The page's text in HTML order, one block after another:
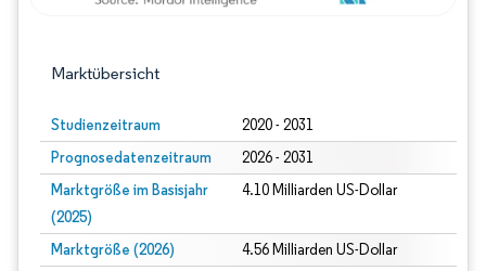
Marktübersicht
Studienzeitraum 2020 - 2031
Prognosedatenzeitraum 2026 - 2031
Marktgröße im Basisjahr
(2025)
4.10 Milliarden US-Dollar
Marktgröße (2026) 4.56 Milliarden US-Dollar